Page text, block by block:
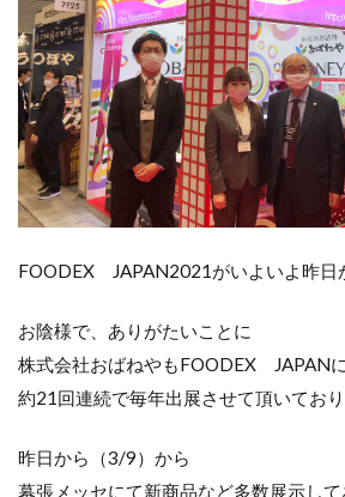
FOODEX JAPAN2021がいよいよ昨日
お陰様で、ありがたいことに
株式会社おばねやもFOODEX JAPANに
約21回連続で毎年出展させて頂いており
昨日から（3/9）から
幕張メッセにて新商品など多数展示して